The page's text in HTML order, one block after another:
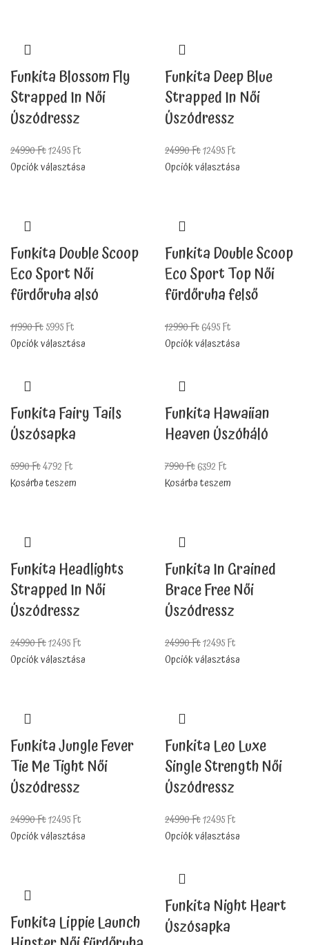
Funkita Blossom Fly
Strapped In Női
Úszódressz
24990Ft12495Ft
Opciók választása
Funkita Deep Blue
Strapped In Női
Úszódressz
24990Ft12495Ft
Opciók választása
Funkita Double Scoop
Eco Sport Női
fürdőruha alsó
11990Ft5995Ft
Opciók választása
Funkita Double Scoop
Eco Sport Top Női
fürdőruha felső
12990Ft6495Ft
Opciók választása
Funkita Fairy Tails
Úszósapka
5990Ft4792 Ft
Kosárba teszem
Funkita Hawaiian
Heaven Úszóháló
7990Ft6392 Ft
Kosárba teszem
Funkita Headlights
Strapped In Női
Úszódressz
24990Ft12495Ft
Opciók választása
Funkita In Grained
Brace Free Női
Úszódressz
24990Ft12495Ft
Opciók választása
Funkita Jungle Fever
Tie Me Tight Női
Úszódressz
24990Ft12495Ft
Opciók választása
Funkita Leo Luxe
Single Strength Női
Úszódressz
24990Ft12495Ft
Opciók választása
Funkita Lippie Launch
Funkita Night Heart
Úszósapka